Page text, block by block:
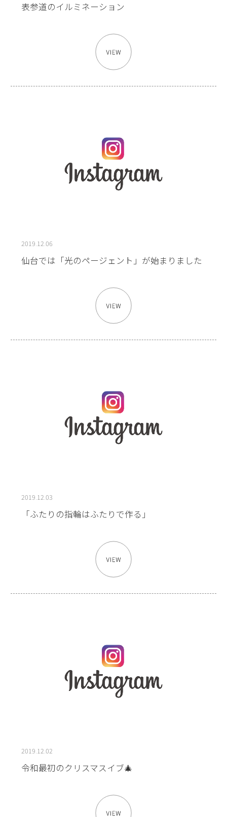
表参道のイルミネーション
2019.12.06
仙台では「光のページェント」が始まりました
2019.12.03
「ふたりの指輪はふたりで作る」
2019.12.02
令和最初のクリスマスイブ🎄